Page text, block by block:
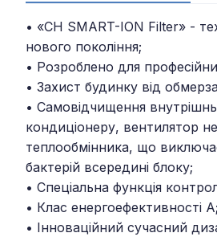
• «CH SMART-ION Filter» -
нового покоління;
• Розроблено для
• Захист будинку від
• Самовідчищення
кондиціонеру, вентилятор
теплообмінника, що
бактерій всередині блоку;
• Спеціальна функція
• Клас енергоефективності А;
• Інноваційний сучасний